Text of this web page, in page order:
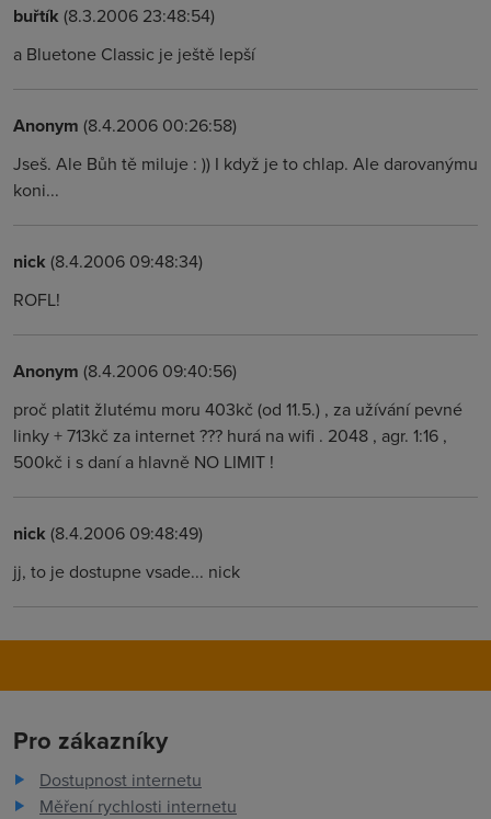
buřtík (8.3.2006 23:48:54)
a Bluetone Classic je ještě lepší
Anonym (8.4.2006 00:26:58)
Jseš. Ale Bůh tě miluje : )) I když je to chlap. Ale darovanýmu
koni...
nick (8.4.2006 09:48:34)
ROFL!
Anonym (8.4.2006 09:40:56)
proč platit žlutému moru 403kč (od 11.5.) , za užívání pevné
linky + 713kč za internet ??? hurá na wifi . 2048 , agr. 1:16 ,
500kč i s daní a hlavně NO LIMIT !
nick (8.4.2006 09:48:49)
jj, to je dostupne vsade... nick
Pro zákazníky
Dostupnost internetu
Měření rychlosti internetu